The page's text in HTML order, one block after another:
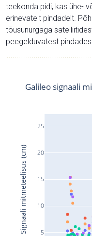
teekonda pidi, kas ühe-
erinevatelt pindadelt.
tõusunurgaga
peegelduvatest
5
10
15
20
25
Galileo signaali
Signaali mitmeteelisus (cm)